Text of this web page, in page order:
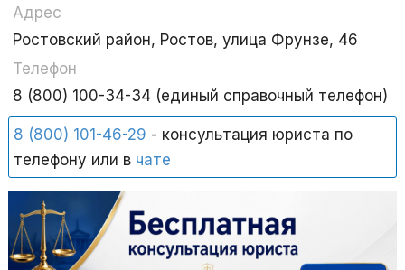
Адрес
Ростовский район, Ростов, улица Фрунзе, 46
Телефон
8 (800) 100-34-34 (единый справочный телефон)
8 (800) 101-46-29 - консультация юриста по
телефону или в чате